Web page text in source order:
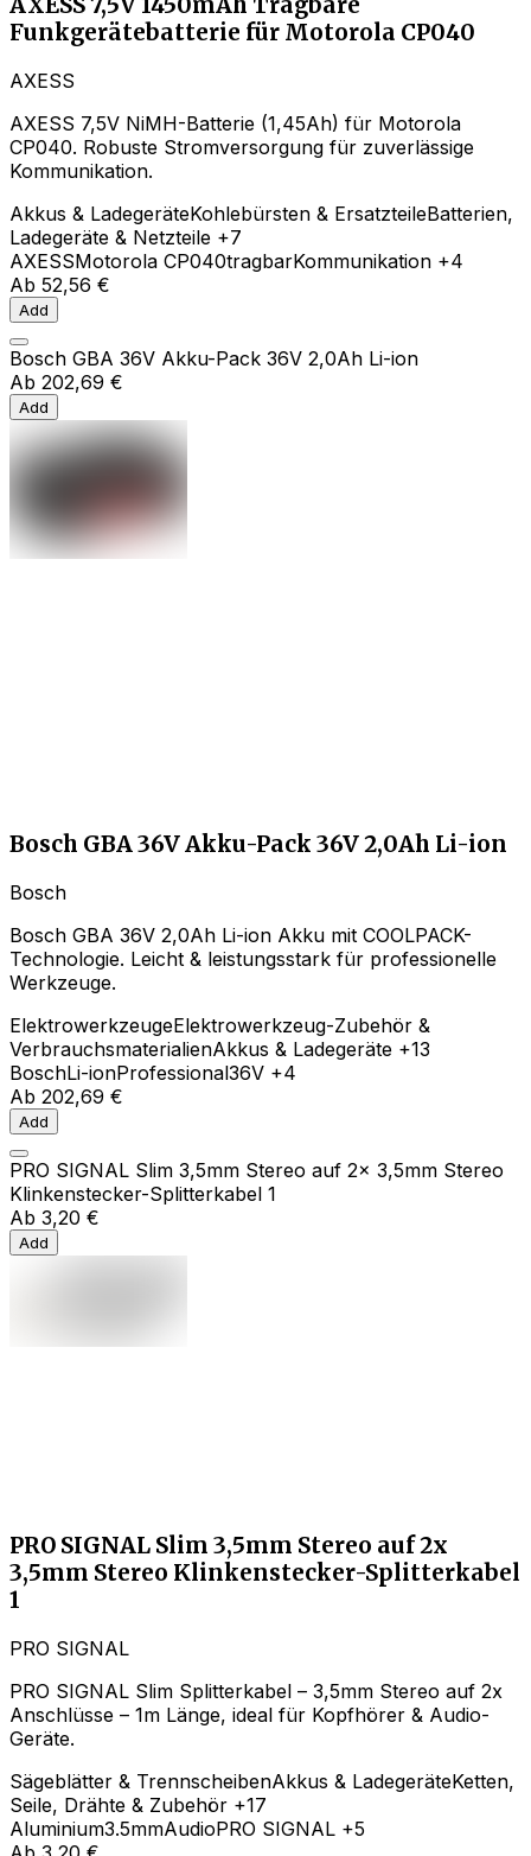
Funkgerätebatterie für Motorola CP040
AXESS
AXESS 7,5V NiMH-Batterie (1,45Ah) für Motorola
CP040. Robuste Stromversorgung für zuverlässige
Kommunikation.
Akkus & LadegeräteKohlebürsten & ErsatzteileBatterien,
Ladegeräte & Netzteile +7
AXESSMotorola CP040tragbarKommunikation +4
Ab 52,56 €
Add
Bosch GBA 36V Akku-Pack 36V 2,0Ah Li-ion
Ab 202,69 €
Add
Bosch GBA 36V Akku-Pack 36V 2,0Ah Li-ion
Bosch
Bosch GBA 36V 2,0Ah Li-ion Akku mit COOLPACK-
Technologie. Leicht & leistungsstark für professionelle
Werkzeuge.
ElektrowerkzeugeElektrowerkzeug-Zubehör &
VerbrauchsmaterialienAkkus & Ladegeräte +13
BoschLi-ionProfessional36V +4
Ab 202,69 €
Add
PRO SIGNAL Slim 3,5mm Stereo auf 2x 3,5mm Stereo
Klinkenstecker-Splitterkabel 1
Ab 3,20 €
Add
PRO SIGNAL Slim 3,5mm Stereo auf 2x
3,5mm Stereo Klinkenstecker-Splitterkabel
1
PRO SIGNAL
PRO SIGNAL Slim Splitterkabel – 3,5mm Stereo auf 2x
Anschlüsse – 1m Länge, ideal für Kopfhörer & Audio-
Geräte.
Sägeblätter & TrennscheibenAkkus & LadegeräteKetten,
Seile, Drähte & Zubehör +17
Aluminium3.5mmAudioPRO SIGNAL +5